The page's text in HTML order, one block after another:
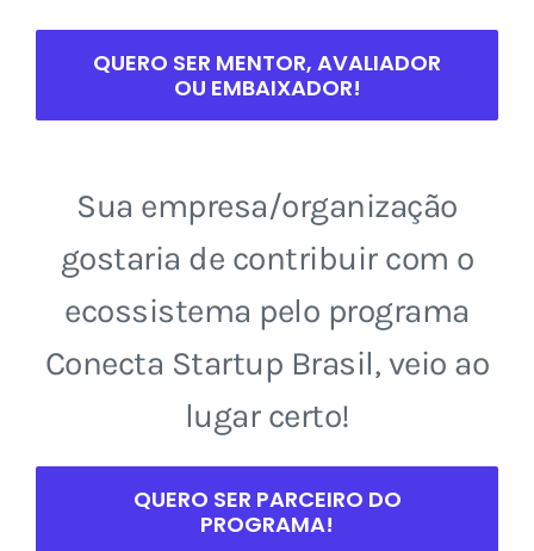
QUERO SER MENTOR, AVALIADOR
OU EMBAIXADOR!
Sua empresa/organização
gostaria de contribuir com o
ecossistema pelo programa
Conecta Startup Brasil, veio ao
lugar certo!
QUERO SER PARCEIRO DO
PROGRAMA!